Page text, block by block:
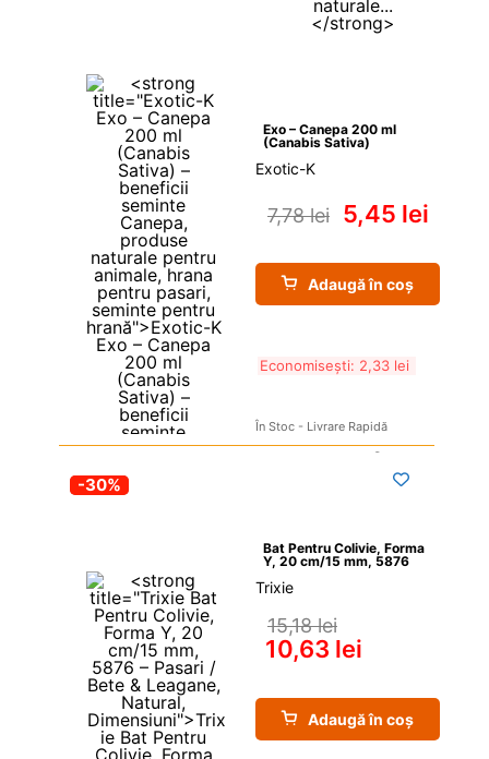
Exo – Canepa 200 ml
(Canabis Sativa)
Exotic-K
7,78 lei 5,45 lei
Adaugă în coș
Economisești: 2,33 lei
În Stoc - Livrare Rapidă
-30%
Bat Pentru Colivie, Forma
Y, 20 cm/15 mm, 5876
Trixie
15,18 lei
10,63 lei
Adaugă în coș